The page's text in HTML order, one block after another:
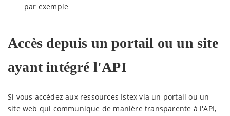
par exemple
Accès depuis un portail ou un site
ayant intégré l'API
Si vous accédez aux ressources Istex via un portail ou un
site web qui communique de manière transparente à l'API,